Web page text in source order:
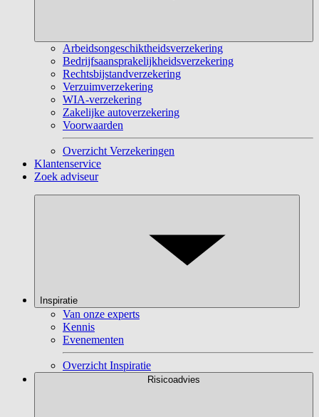
Arbeidsongeschiktheidsverzekering
Bedrijfsaansprakelijkheidsverzekering
Rechtsbijstandverzekering
Verzuimverzekering
WIA-verzekering
Zakelijke autoverzekering
Voorwaarden
Overzicht Verzekeringen
Klantenservice
Zoek adviseur
Inspiratie
Van onze experts
Kennis
Evenementen
Overzicht Inspiratie
Risicoadvies